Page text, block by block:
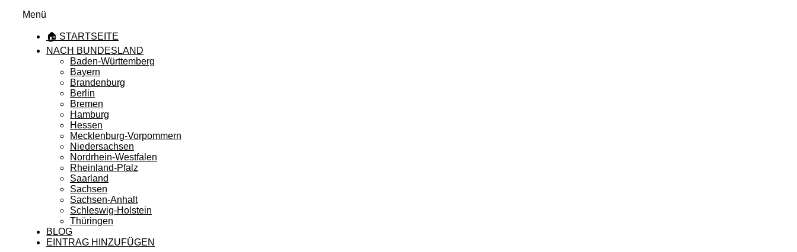
Menü
🏠 STARTSEITE
NACH BUNDESLAND
Baden-Württemberg
Bayern
Brandenburg
Berlin
Bremen
Hamburg
Hessen
Mecklenburg-Vorpommern
Niedersachsen
Nordrhein-Westfalen
Rheinland-Pfalz
Saarland
Sachsen
Sachsen-Anhalt
Schleswig-Holstein
Thüringen
BLOG
EINTRAG HINZUFÜGEN